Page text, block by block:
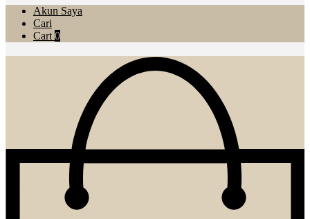
Akun Saya
Cari
Cart 0